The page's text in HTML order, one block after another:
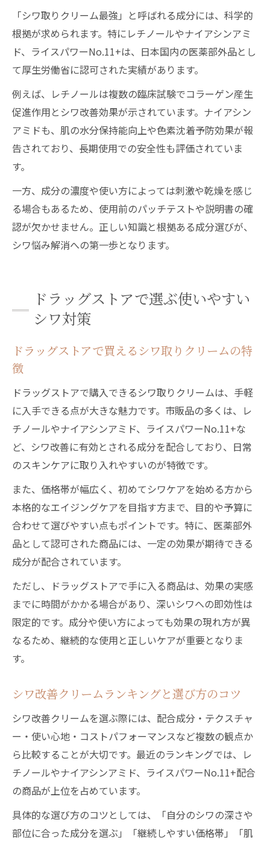
「シワ取りクリーム最強」と呼ばれる成分には、科学的
根拠が求められます。特にレチノールやナイアシンアミ
ド、ライスパワーNo.11+は、日本国内の医薬部外品とし
て厚生労働省に認可された実績があります。
例えば、レチノールは複数の臨床試験でコラーゲン産生
促進作用とシワ改善効果が示されています。ナイアシン
アミドも、肌の水分保持能向上や色素沈着予防効果が報
告されており、長期使用での安全性も評価されていま
す。
一方、成分の濃度や使い方によっては刺激や乾燥を感じ
る場合もあるため、使用前のパッチテストや説明書の確
認が欠かせません。正しい知識と根拠ある成分選びが、
シワ悩み解消への第一歩となります。
ドラッグストアで選ぶ使いやすい
シワ対策
ドラッグストアで買えるシワ取りクリームの特
徴
ドラッグストアで購入できるシワ取りクリームは、手軽
に入手できる点が大きな魅力です。市販品の多くは、レ
チノールやナイアシンアミド、ライスパワーNo.11+な
ど、シワ改善に有効とされる成分を配合しており、日常
のスキンケアに取り入れやすいのが特徴です。
また、価格帯が幅広く、初めてシワケアを始める方から
本格的なエイジングケアを目指す方まで、目的や予算に
合わせて選びやすい点もポイントです。特に、医薬部外
品として認可された商品には、一定の効果が期待できる
成分が配合されています。
ただし、ドラッグストアで手に入る商品は、効果の実感
までに時間がかかる場合があり、深いシワへの即効性は
限定的です。成分や使い方によっても効果の現れ方が異
なるため、継続的な使用と正しいケアが重要となりま
す。
シワ改善クリームランキングと選び方のコツ
シワ改善クリームを選ぶ際には、配合成分・テクスチャ
ー・使い心地・コストパフォーマンスなど複数の観点か
ら比較することが大切です。最近のランキングでは、レ
チノールやナイアシンアミド、ライスパワーNo.11+配合
の商品が上位を占めています。
具体的な選び方のコツとしては、「自分のシワの深さや
部位に合った成分を選ぶ」「継続しやすい価格帯」「肌